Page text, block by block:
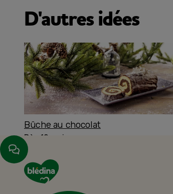
D'autres idées
Bûche au chocolat
Dès 12 mois